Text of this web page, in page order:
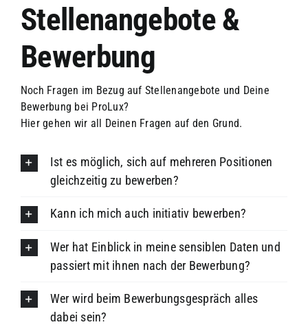
Stellenangebote &
Bewerbung
Noch Fragen im Bezug auf Stellenangebote und Deine
Bewerbung bei ProLux?
Hier gehen wir all Deinen Fragen auf den Grund.
Ist es möglich, sich auf mehreren Positionen
gleichzeitig zu bewerben?
Kann ich mich auch initiativ bewerben?
Wer hat Einblick in meine sensiblen Daten und
passiert mit ihnen nach der Bewerbung?
Wer wird beim Bewerbungsgespräch alles
dabei sein?